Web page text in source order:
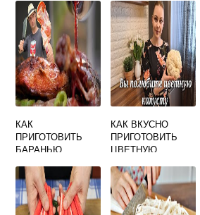
КАК
ПРИГОТОВИТЬ
БАРАНЬЮ
КАК ВКУСНО
ПРИГОТОВИТЬ
ЦВЕТНУЮ
ДИЕТИЧЕСКУЮ